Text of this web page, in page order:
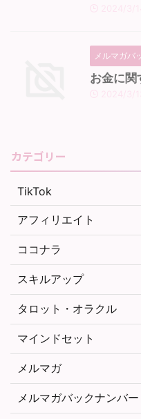
メルマガバ
お金に関
カテゴリー
TikTok
アフィリエイト
ココナラ
スキルアップ
タロット・オラクル
マインドセット
メルマガ
メルマガバックナンバー